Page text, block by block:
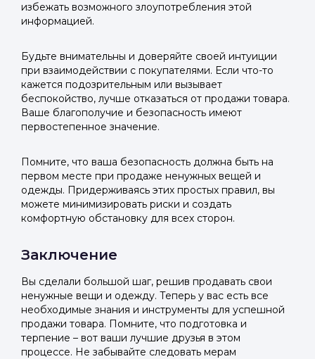
избежать возможного злоупотребления этой
информацией.
Будьте внимательны и доверяйте своей интуиции
при взаимодействии с покупателями. Если что-то
кажется подозрительным или вызывает
беспокойство, лучше отказаться от продажи товара.
Ваше благополучие и безопасность имеют
первостепенное значение.
Помните, что ваша безопасность должна быть на
первом месте при продаже ненужных вещей и
одежды. Придерживаясь этих простых правил, вы
можете минимизировать риски и создать
комфортную обстановку для всех сторон.
Заключение
Вы сделали большой шаг, решив продавать свои
ненужные вещи и одежду. Теперь у вас есть все
необходимые знания и инструменты для успешной
продажи товара. Помните, что подготовка и
терпение – вот ваши лучшие друзья в этом
процессе. Не забывайте следовать мерам